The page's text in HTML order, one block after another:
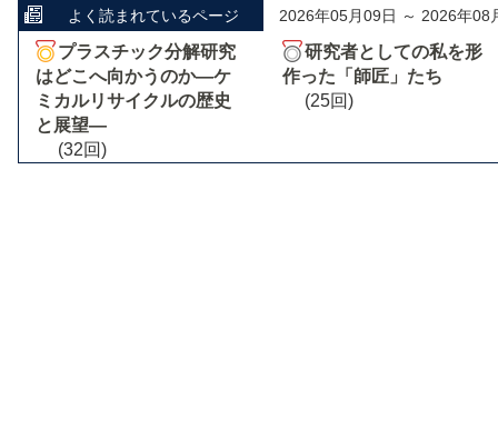
よく読まれているページ 2026年05月09日 ～ 2026年08
プラスチック分解研究
はどこへ向かうのか―ケ
ミカルリサイクルの歴史
と展望―
(32回)
研究者としての私を形
作った「師匠」たち
(25回)